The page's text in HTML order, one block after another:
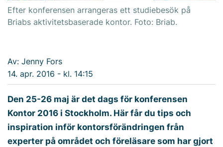
Efter konferensen arrangeras ett studiebesök på
Briabs aktivitetsbaserade kontor. Foto: Briab.
Av: Jenny Fors
14. apr. 2016 - kl. 14:15
Den 25-26 maj är det dags för konferensen
Kontor 2016 i Stockholm. Här får du tips och
inspiration inför kontorsförändringen från
experter på området och föreläsare som har gjort